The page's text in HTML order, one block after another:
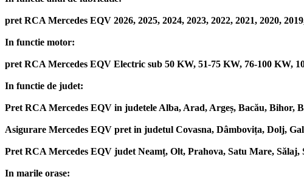
pret RCA Mercedes EQV 2026, 2025, 2024, 2023, 2022, 2021, 2020,
In functie motor:
pret RCA Mercedes EQV Electric sub 50 KW, 51-75 KW, 76-100 KW,
In functie de judet:
Pret RCA Mercedes EQV in judetele Alba, Arad, Argeș, Bacău, Bihor,
Asigurare Mercedes EQV pret in judetul Covasna, Dâmbovița, Dolj,
Pret RCA Mercedes EQV judet Neamț, Olt, Prahova, Satu Mare,
In marile orase: